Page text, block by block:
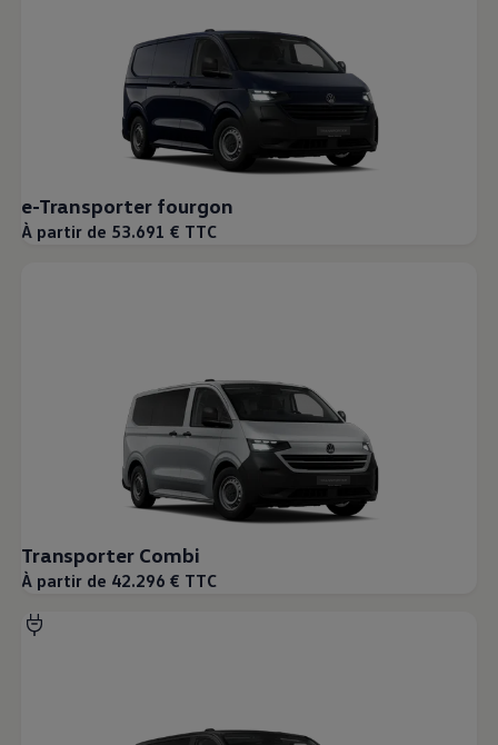
e-Transporter fourgon
À partir de 53.691 € TTC
Transporter Combi
À partir de 42.296 € TTC